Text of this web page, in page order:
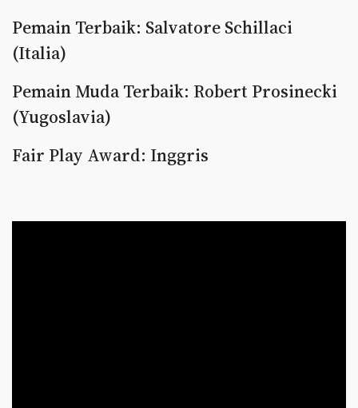
Pemain Terbaik: Salvatore Schillaci
(Italia)
Pemain Muda Terbaik: Robert Prosinecki
(Yugoslavia)
Fair Play Award: Inggris